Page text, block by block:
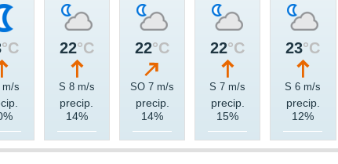
°C
m/s
22°C
S 8 m/s
precip.
14%
22°C
SO 7 m/s
precip.
14%
22°C
S 7 m/s
precip.
15%
23°C
S 6 m/s
precip.
12%